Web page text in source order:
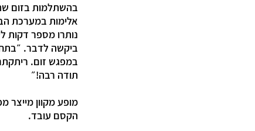
בהשתלמות בזום
אלימות במערכת
נותרו מספר דקות
ביקשה לדבר.
במפגש זום.
תודה רבה!״
מופע מקוון מייצר
הקסם עובד.